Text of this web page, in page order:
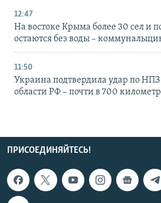
12:47
На востоке Крыма более 30 сел и
остаются без воды –
11:50
Украина подтвердила удар по НПЗ
области РФ – почти в 700
ПРИСОЕДИНЯЙТЕСЬ!